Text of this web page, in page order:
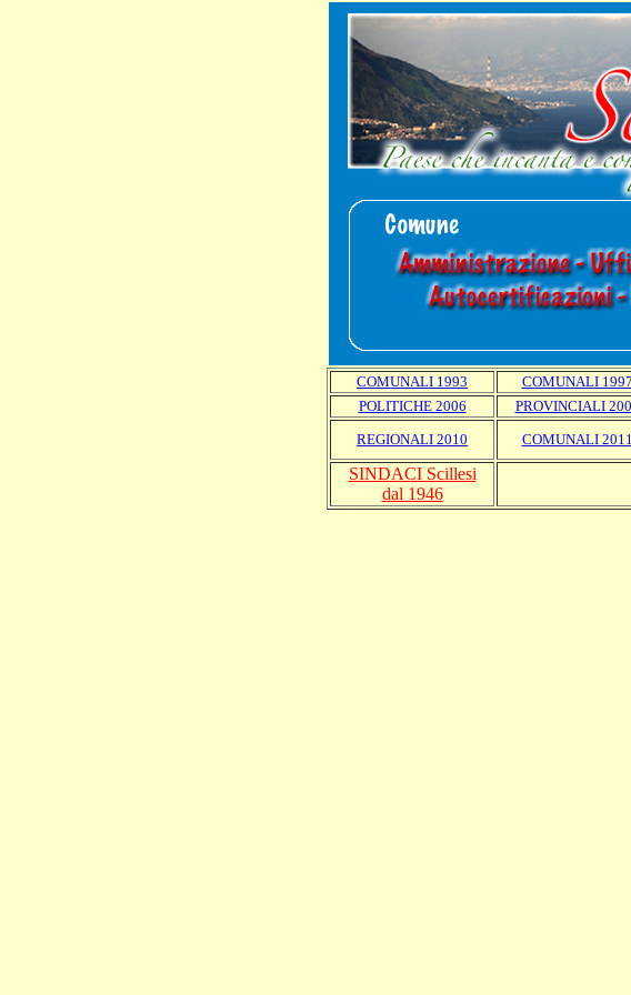
COMUNALI 1993 COMUNALI 1997
POLITICHE 2006
PROVINCIALI
REGIONALI 2010
COMUNALI 2011
SINDACI Scillesi
dal 1946